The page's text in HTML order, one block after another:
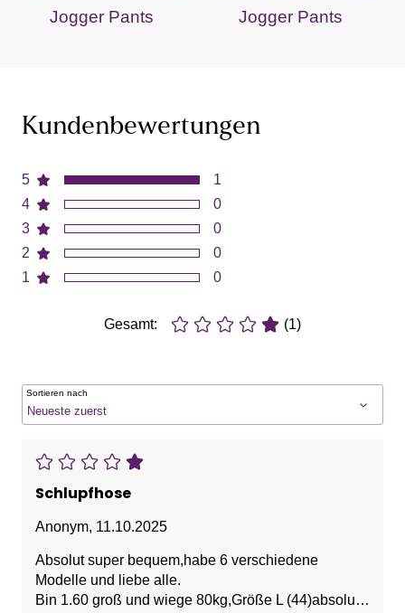
Jogger Pants Jogger Pants
Kundenbewertungen
5
4
3
2
1
1
0
0
0
0
Gesamt: (1)
Sortieren nach
Schlupfhose
Anonym, 11.10.2025
Absolut super bequem,habe 6 verschiedene
Modelle und liebe alle.
Bin 1.60 groß und wiege 80kg,Größe L (44)absolut